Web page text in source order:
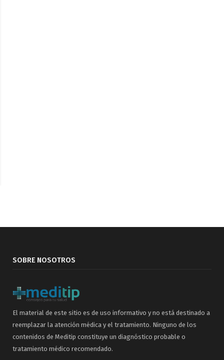
SOBRE NOSOTROS
El material de este sitio es de uso informativo y no está destinado a
reemplazar la atención médica y el tratamiento. Ninguno de los
contenidos de Meditip constituye un diagnóstico probable o
tratamiento médico recomendado.